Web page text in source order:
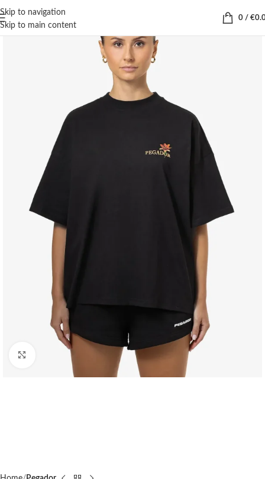
Skip to navigation
Skip to main content
0 / €
Click to enlarge